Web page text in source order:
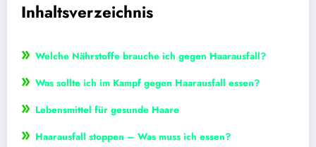
Inhaltsverzeichnis
» Welche Nährstoffe brauche ich gegen Haarausfall?
» Was sollte ich im Kampf gegen Haarausfall essen?
» Lebensmittel für gesunde Haare
» Haarausfall stoppen – Was muss ich essen?